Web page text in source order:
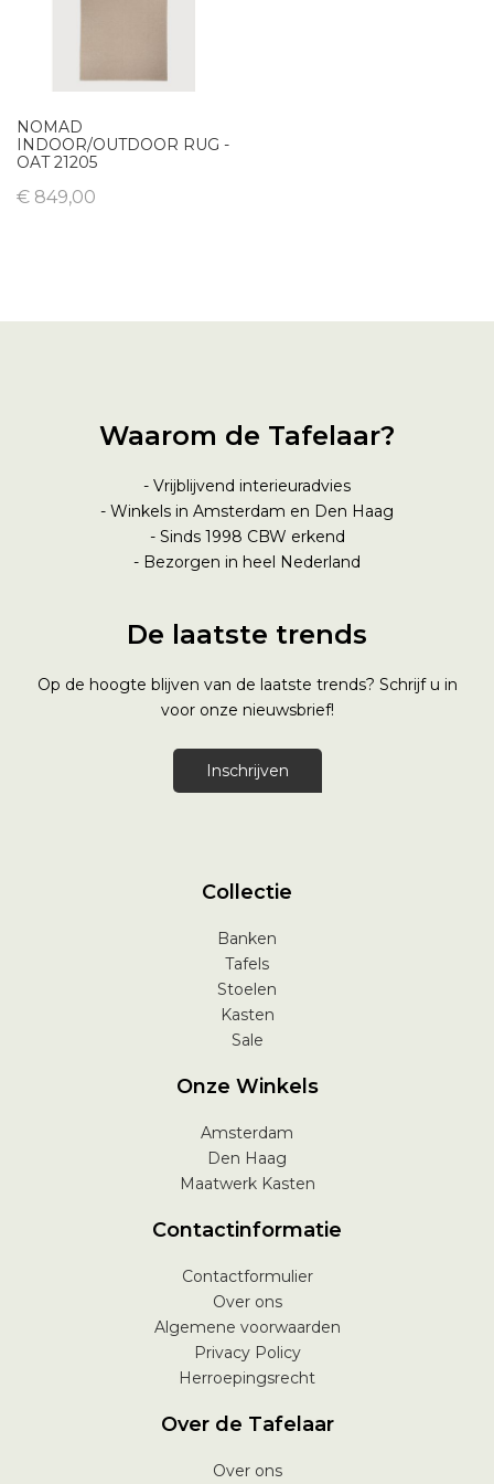
NOMAD
INDOOR/OUTDOOR RUG -
OAT 21205
€ 849,00
Waarom de Tafelaar?
- Vrijblijvend interieuradvies
- Winkels in Amsterdam en Den Haag
- Sinds 1998 CBW erkend
- Bezorgen in heel Nederland
De laatste trends
Op de hoogte blijven van de laatste trends? Schrijf u in
voor onze nieuwsbrief!
Inschrijven
Collectie
Banken
Tafels
Stoelen
Kasten
Sale
Onze Winkels
Amsterdam
Den Haag
Maatwerk Kasten
Contactinformatie
Contactformulier
Over ons
Algemene voorwaarden
Privacy Policy
Herroepingsrecht
Over de Tafelaar
Over ons